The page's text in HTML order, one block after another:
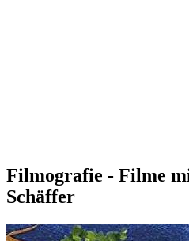
Filmografie - Filme
Schäffer